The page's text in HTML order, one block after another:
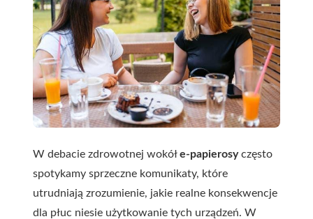
W debacie zdrowotnej wokółe-papierosyczęsto
spotykamy sprzeczne komunikaty, które
utrudniają zrozumienie, jakie realne konsekwencje
dla płuc niesie użytkowanie tych urządzeń. W